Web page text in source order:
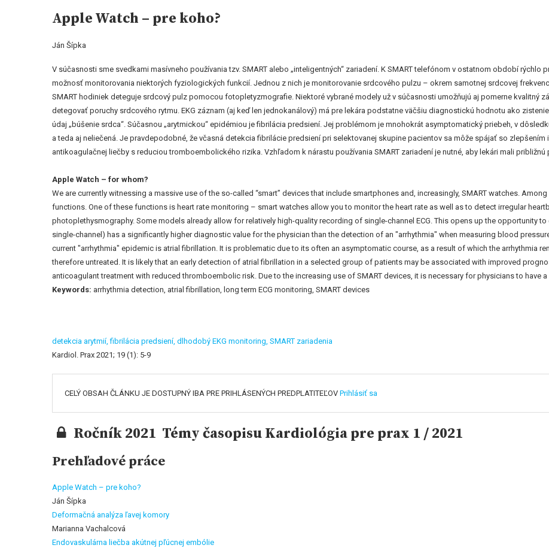
Apple Watch – pre koho?
Ján Šípka
V súčasnosti sme svedkami masívneho používania tzv. SMART alebo „inteligentných“ zariadení. K SMART telefónom v ostatnom období rýchlo
možnosť monitorovania niektorých fyziologických funkcií. Jednou z nich je monitorovanie srdcového pulzu – okrem samotnej srdcovej
SMART hodiniek deteguje srdcový pulz pomocou fotopletyzmografie. Niektoré vybrané modely už v súčasnosti umožňujú aj pomerne kvalitný
detegovať poruchy srdcového rytmu. EKG záznam (aj keď len jednokanálový) má pre lekára podstatne väčšiu diagnostickú hodnotu ako
údaj „búšenie srdca“. Súčasnou „arytmickou“ epidémiou je fibrilácia predsiení. Jej problémom je mnohokrát asymptomatický priebeh, v
a teda aj neliečená. Je pravdepodobné, že včasná detekcia fibrilácie predsiení pri selektovanej skupine pacientov sa môže spájať so
antikoagulačnej liečby s reduciou tromboembolického rizika. Vzhľadom k nárastu používania SMART zariadení je nutné, aby lekári mali
Apple Watch – for whom?
We are currently witnessing a massive use of the so-called “smart” devices that include smartphones and, increasingly, SMART watches.
functions. One of these functions is heart rate monitoring – smart watches allow you to monitor the heart rate as well as to detect irregular
photoplethysmography. Some models already allow for relatively high-quality recording of single-channel ECG. This opens up the opportunity
single-channel) has a significantly higher diagnostic value for the physician than the detection of an "arrhythmia" when measuring blood
current "arrhythmia" epidemic is atrial fibrillation. It is problematic due to its often an asymptomatic course, as a result of which the arrhythmia
therefore untreated. It is likely that an early detection of atrial fibrillation in a selected group of patients may be associated with improved
anticoagulant treatment with reduced thromboembolic risk. Due to the increasing use of SMART devices, it is necessary for physicians to have
Keywords: arrhythmia detection, atrial fibrillation, long term ECG monitoring, SMART devices
detekcia arytmií,fibrilácia predsiení, dlhodobý EKG monitoring, SMART zariadenia
Kardiol. Prax 2021; 19 (1): 5-9
CELÝ OBSAH ČLÁNKU JE DOSTUPNÝ IBA PRE PRIHLÁSENÝCH PREDPLATITEĽOV Prihlásiť sa
Ročník 2021 Témy časopisu Kardiológia pre prax 1 / 2021
Prehľadové práce
Apple Watch – pre koho?
Ján Šípka
Deformačná analýza ľavej komory
Marianna Vachalcová
Endovaskulárna liečba akútnej pľúcnej embólie